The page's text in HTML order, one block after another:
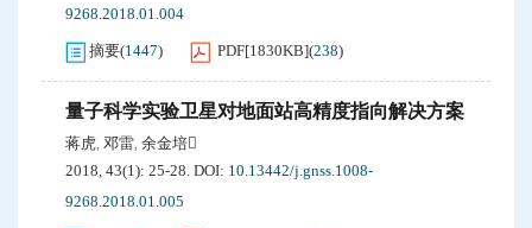
9268.2018.01.004
摘要(1447) PDF[1830KB](238)
量子科学实验卫星对地面站高精度指向解决方案
蒋虎, 邓雷, 余金培
2018, 43(1): 25-28. DOI: 10.13442/j.gnss.1008-
9268.2018.01.005